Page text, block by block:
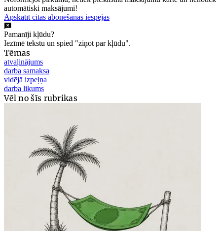
automātiski maksājumi!
Apskatīt citas abonēšanas iespējas
Pamanīji kļūdu?
Iezīmē tekstu un spied "ziņot par kļūdu".
Tēmas
atvaļinājums
darba samaksa
vidējā izpeļņa
darba likums
Vēl no šīs rubrikas